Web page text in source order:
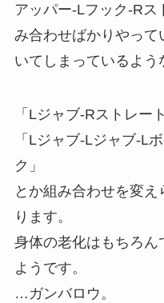
アッパー-Lフック-Rス
み合わせばかりやっ
いてしまっているよう
「Lジャブ-Rストレー
「Lジャブ-Lジャブ-L
ク」
とか組み合わせを変
ります。
身体の老化はもちろん
ようです。
…ガンバロウ。